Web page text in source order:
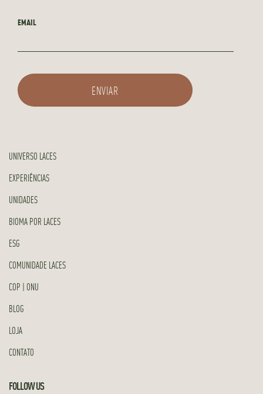
EMAIL
UNIVERSO LACES
EXPERIÊNCIAS
UNIDADES
BIOMA POR LACES
ESG
COMUNIDADE LACES
COP | ONU
BLOG
LOJA
CONTATO
FOLLOW US